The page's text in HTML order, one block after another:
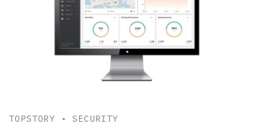
TOPSTORY • SECURITY